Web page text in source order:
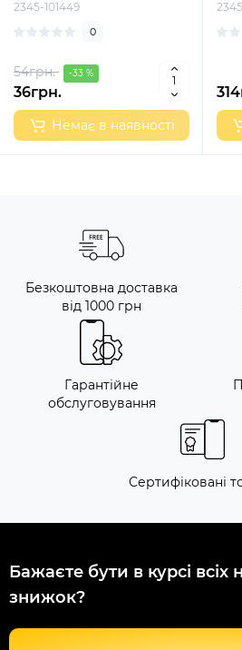
2345-101449
0
54грн. -33 %
36грн.
Немає в наявності
Безкоштовна доставка
від 1000 грн
Гарантійне
обслуговування
Сертифіковані
Бажаєте бути в курсі всіх
знижок?